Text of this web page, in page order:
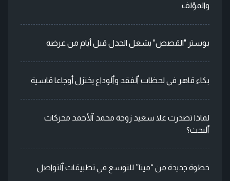
والمؤلف
بوستر "القصص" يشعل الجدل قبل أيام من عرضه
بكاء قاهر في لحظات ٱلفقد وٱلوداع يختزل أوجاعا قاسية
لماذا تصدرت علا سعيد زوجة محمد ٱلأحمد محركات
ٱلبحث؟
خطوة جديدة من “ميتا” للتوسع في تطبيقات ٱلتواصل